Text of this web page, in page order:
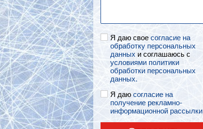
Я даю свое согласие на
обработку персональных
данных и соглашаюсь с
условиями политики
обработки персональных
данных.
Я даю согласие на
получение рекламно-
информационной рассылки